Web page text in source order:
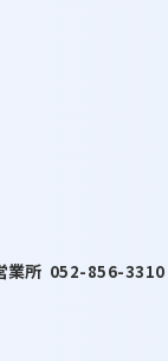
業所 052-856-3310